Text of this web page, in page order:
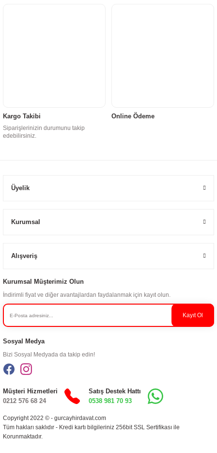
Kargo Takibi
Siparişlerinizin durumunu takip
edebilirsiniz.
Online Ödeme
Üyelik
Kurumsal
Alışveriş
Kurumsal Müşterimiz Olun
İndirimli fiyat ve diğer avantajlardan faydalanmak için kayıt olun.
Kayıt Ol
Sosyal Medya
Bizi Sosyal Medyada da takip edin!
Copyright 2022 © - gurcayhirdavat.com
Tüm hakları saklıdır - Kredi kartı bilgileriniz 256bit SSL Sertifikası ile
Korunmaktadır.
Müşteri Hizmetleri
0212 576 68 24
Satış Destek Hattı
0538 981 70 93